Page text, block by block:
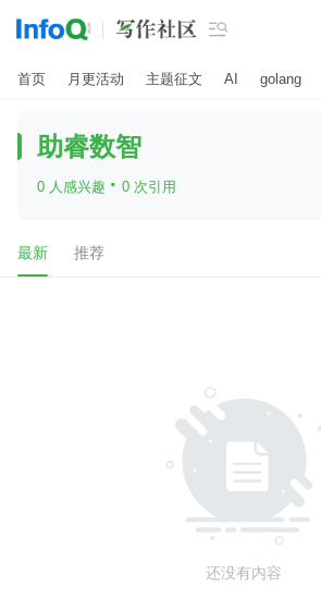

首页 月更活动 主题征文 AI golang
助睿数智
0 人感兴趣 · 0 次引用
最新 推荐
还没有内容